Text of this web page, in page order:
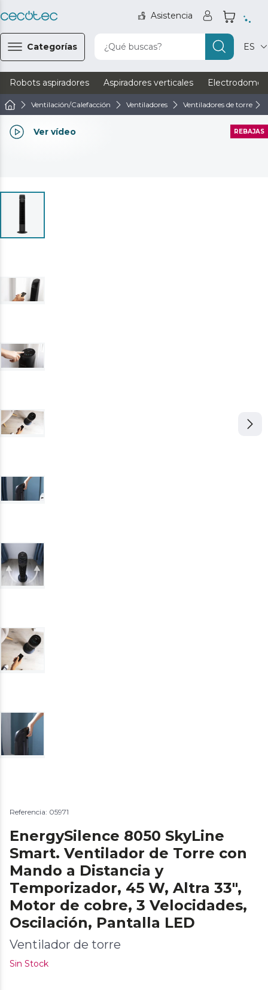
Asistencia
Categorías ¿Qué buscas? ES
Robots aspiradores Aspiradores verticales
Ventilación/Calefacción Ventiladores Ventiladores de torre
Ver vídeo REBAJAS
Referencia: 05971
EnergySilence 8050 SkyLine
Smart. Ventilador de Torre con
Mando a Distancia y
Temporizador, 45 W, Altra 33",
Motor de cobre, 3 Velocidades,
Oscilación, Pantalla LED
Ventilador de torre
Sin Stock